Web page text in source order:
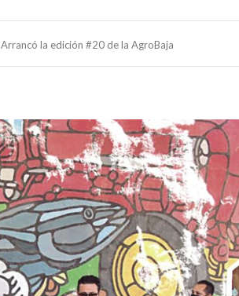
Arrancó la edición #20 de la AgroBaja